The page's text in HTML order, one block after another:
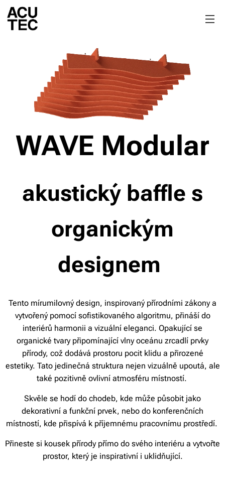
WAVE Modular
akustický baffle s
organickým
designem
Tento mírumilovný design, inspirovaný přírodními zákony a
vytvořený pomocí sofistikovaného algoritmu, přináší do
interiérů harmonii a vizuální eleganci. Opakující se
organické tvary připomínající vlny oceánu zrcadlí prvky
přírody, což dodává prostoru pocit klidu a přirozené
estetiky. Tato jedinečná struktura nejen vizuálně upoutá, ale
také pozitivně ovlivní atmosféru místností.
Skvěle se hodí do chodeb, kde může působit jako
dekorativní a funkční prvek, nebo do konferenčních
místností, kde přispívá k příjemnému pracovnímu prostředí.
Přineste si kousek přírody přímo do svého interiéru a vytvořte
prostor, který je inspirativní i uklidňující.